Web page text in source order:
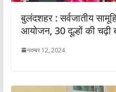
बुलंदशहर : सर्वजातीय
आयोजन, 30 दूल्हों की चढ़ी
नवम्बर 12, 2024